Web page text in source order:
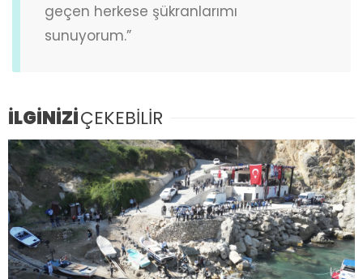
geçen herkese şükranlarımı
sunuyorum.”
İLGİNİZİÇEKEBİLİR